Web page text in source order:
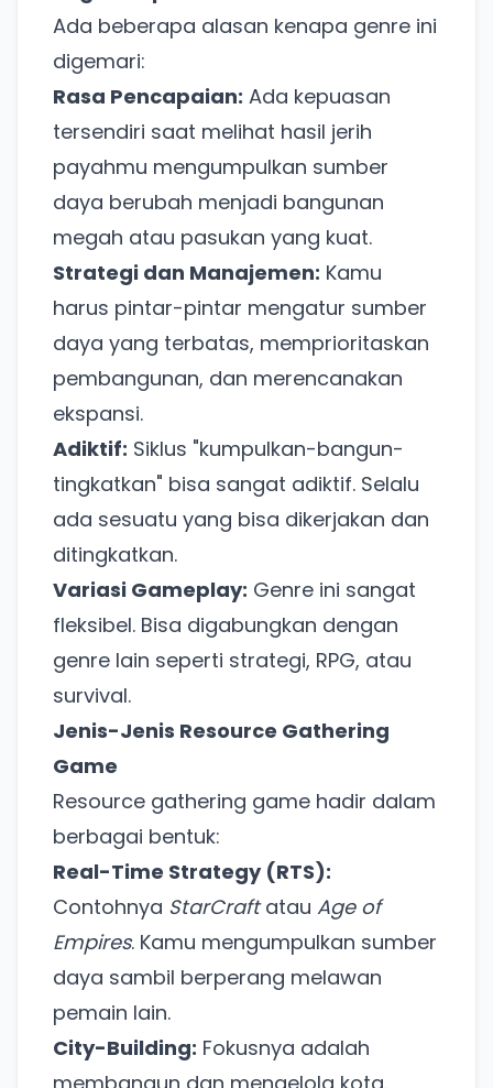
Ada beberapa alasan kenapa genre ini
digemari:
Rasa Pencapaian: Ada kepuasan
tersendiri saat melihat hasil jerih
payahmu mengumpulkan sumber
daya berubah menjadi bangunan
megah atau pasukan yang kuat.
Strategi dan Manajemen: Kamu
harus pintar-pintar mengatur sumber
daya yang terbatas, memprioritaskan
pembangunan, dan merencanakan
ekspansi.
Adiktif: Siklus "kumpulkan-bangun-
tingkatkan" bisa sangat adiktif. Selalu
ada sesuatu yang bisa dikerjakan dan
ditingkatkan.
Variasi Gameplay: Genre ini sangat
fleksibel. Bisa digabungkan dengan
genre lain seperti strategi, RPG, atau
survival.
Jenis-Jenis Resource Gathering
Game
Resource gathering game hadir dalam
berbagai bentuk:
Real-Time Strategy (RTS):
Contohnya StarCraftatau Age of
Empires. Kamu mengumpulkan sumber
daya sambil berperang melawan
pemain lain.
City-Building: Fokusnya adalah